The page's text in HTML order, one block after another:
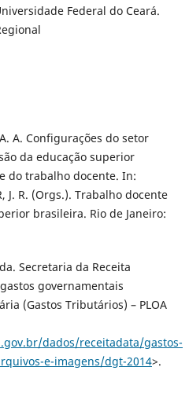
Federal do Ceará.
A. A. Configurações do setor
da educação superior
do trabalho docente. In:
J. R. (Orgs.). Trabalho docente
brasileira. Rio de Janeiro:
Secretaria da Receita
governamentais
(Gastos Tributários) – PLOA
dados/receitadata/gastos-
e-imagens/dgt-2014>.